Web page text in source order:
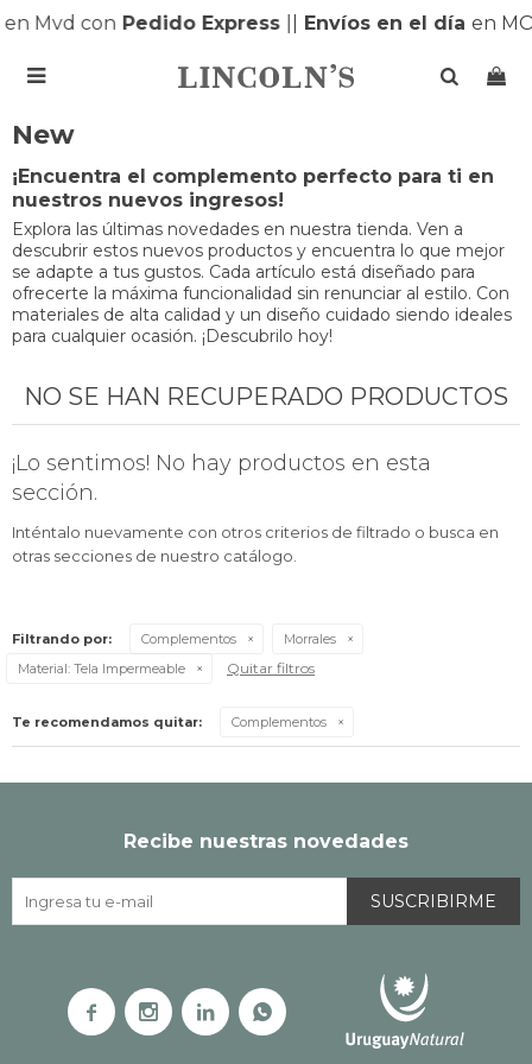
en Mvd conPedido Express Envíos en el día en

New
¡Encuentra el complemento perfecto para ti en
nuestros nuevos ingresos!
Explora las últimas novedades en nuestra tienda. Ven a
descubrir estos nuevos productos y encuentra lo que mejor
se adapte a tus gustos. Cada artículo está diseñado para
ofrecerte la máxima funcionalidad sin renunciar al estilo. Con
materiales de alta calidad y un diseño cuidado siendo ideales
para cualquier ocasión. ¡Descubrilo hoy!
NO SE HAN RECUPERADO PRODUCTOS
¡Lo sentimos! No hay productos en esta
sección.
Inténtalo nuevamente con otros criterios de filtrado o busca en
otras secciones de nuestro catálogo.
Filtrando por: Complementos
Morrales
Material: Tela Impermeable Quitar filtros
Te recomendamos quitar: Complementos
Recibe nuestras novedades
SUSCRIBIRME
   